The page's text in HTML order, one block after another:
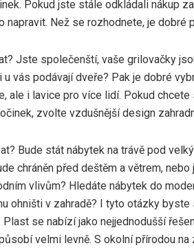
Pokud jste stále odkládali nákup
napravit. Než se rozhodnete, je dobré
Jste společenští, vaše grilovačky
u vás podávají dveře? Pak je dobré
ale i lavice pro více lidí. Pokud
zvolte vzdušnější design
Bude stát nábytek na trávě pod
chráněn před deštěm a větrem,
vlivům? Hledáte nábytek do
ohništi v zahradě? I tyto otázky
Plast se nabízí jako nejjednodušší
velmi levně. S okolní přírodou na